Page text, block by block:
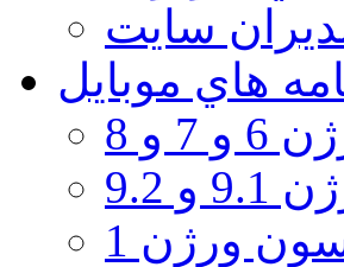
سايت
هاي موبايل
7 و 8
و 9.2
ورژن 1